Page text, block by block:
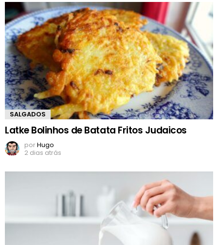
SALGADOS
Latke Bolinhos de Batata Fritos Judaicos
porHugo
2 dias atrás